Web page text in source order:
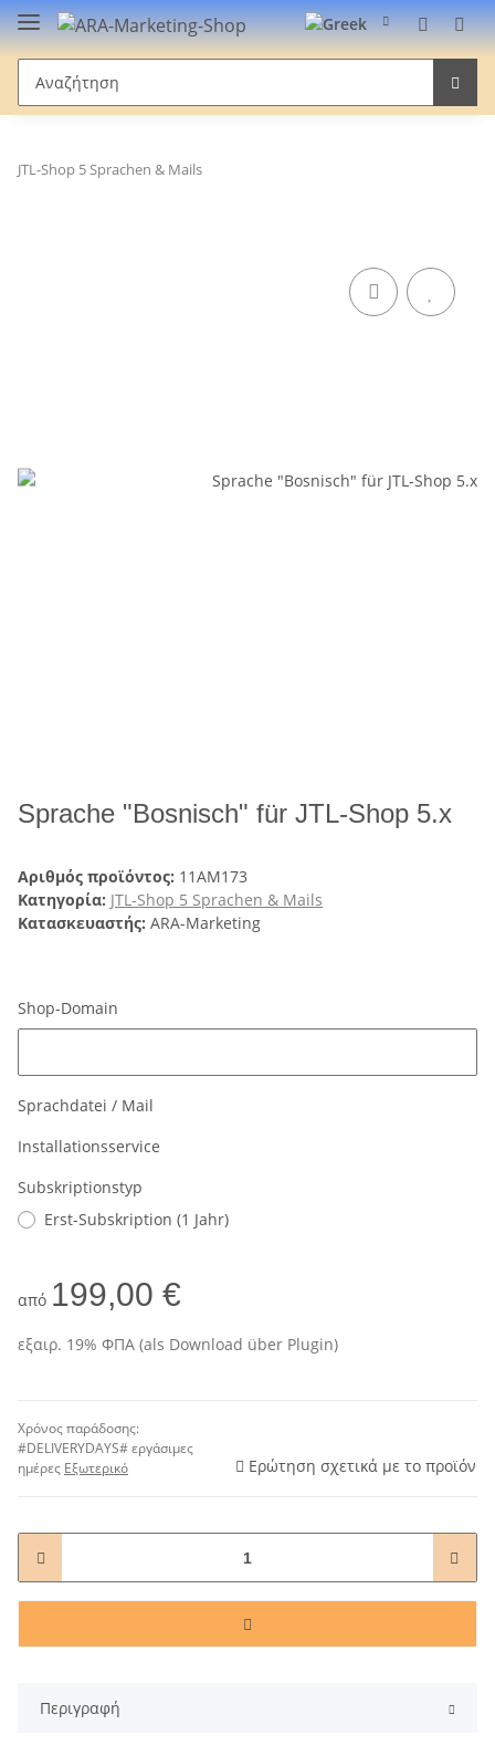
JTL-Shop 5 Sprachen & Mails
Sprache "Bosnisch" für JTL-Shop 5.x
Αριθμός προϊόντος: 11AM173
Κατηγορία: JTL-Shop 5 Sprachen & Mails
Κατασκευαστής: ARA-Marketing
Shop-Domain
Sprachdatei / Mail
Installationsservice
Subskriptionstyp
Erst-Subskription (1 Jahr)
από 199,00 €
εξαιρ. 19% ΦΠΑ (als Download über Plugin)
Χρόνος παράδοσης:
#DELIVERYDAYS# εργάσιμες
ημέρες Εξωτερικό Ερώτηση σχετικά με το προϊόν
Περιγραφή